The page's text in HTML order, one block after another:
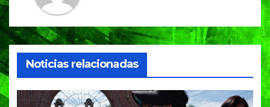
Noticias relacionadas